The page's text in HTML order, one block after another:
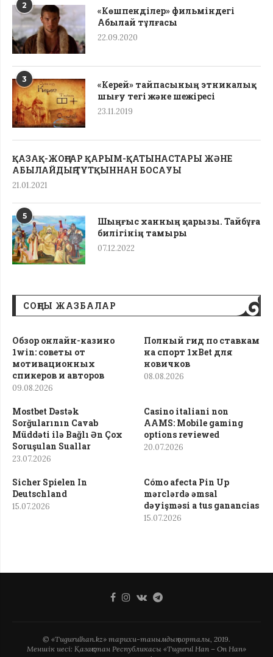
2
«Көшпенділер» фильміндегі
Абылай тұлғасы
22.09.2020
3
«Керей» тайпасының этникалық
шығу тегі жəне шежіресі
23.11.2019
ҚАЗАҚ-ЖОҢҒАР ҚАРЫМ-ҚАТЫНАСТАРЫ ЖӘНЕ
АБЫЛАЙДЫҢ ТҰТҚЫННАН БОСАУЫ
21.01.2021
5
Шыңғыс ханның қарызы. Тайбұға
билігінің тамыры
07.12.2022
СОҢҒЫ ЖАЗБАЛАР
Обзор онлайн-казино
1win: советы от
мотивационных
спикеров и авторов
09.08.2026
Полный гид по ставкам
на спорт 1xBet для
новичков
08.08.2026
Mostbet Dəstək
Sorğularının Cavab
Müddəti ilə Bağlı Ən Çox
Soruşulan Suallar
23.07.2026
Casino italiani non
AAMS: Mobile gaming
options reviewed
20.07.2026
Sicher Spielen In
Deutschland
15.07.2026
Cómo afecta Pin Up
mərclərdə əmsal
dəyişməsi a tus ganancias
15.07.2026
© «Tugurulhan.kz» тарихи-танымдық порталы, 2019.
Меншік иесі: Қазақстан Республикасы «Tugurul Han – On Han»